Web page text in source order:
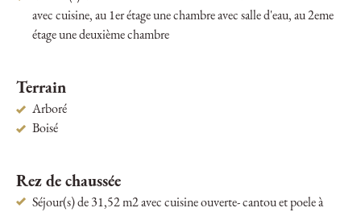
avec cuisine, au 1er étage une chambre avec salle d'eau, au 2eme
étage une deuxième chambre
Terrain
Arboré
Boisé
Rez de chaussée
Séjour(s) de 31,52 m2 avec cuisine ouverte- cantou et poele à